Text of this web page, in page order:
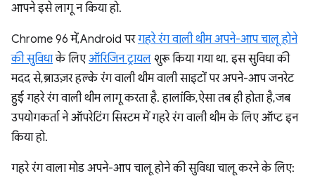
आपने इसे लागू न किया हो.
Chrome 96 में, Android परगहरे रंग वाली थीम अपने-आप चालू होने
की सुविधाके लिएऑरिजिन ट्रायल शुरू किया गया था. इस सुविधा की
मदद से, ब्राउज़र हल्के रंग वाली थीम वाली साइटों पर अपने-आप जनरेट
हुई गहरे रंग वाली थीम लागू करता है. हालांकि, ऐसा तब ही होता है, जब
उपयोगकर्ता ने ऑपरेटिंग सिस्टम में गहरे रंग वाली थीम के लिए ऑप्ट इन
किया हो.
गहरे रंग वाला मोड अपने-आप चालू होने की सुविधा चालू करने के लिए: